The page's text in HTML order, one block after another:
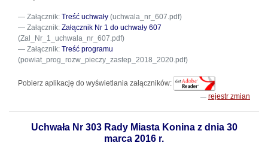
Załącznik: Treść uchwały (uchwala_nr_607.pdf)
Załącznik: Załącznik Nr 1 do uchwały 607
(Zal_Nr_1_uchwala_nr_607.pdf)
Załącznik: Treść programu
(powiat_prog_rozw_pieczy_zastep_2018_2020.pdf)
Pobierz aplikację do wyświetlania załączników:
rejestr zmian
Uchwała Nr 303 Rady Miasta Konina z dnia 30
marca 2016 r.